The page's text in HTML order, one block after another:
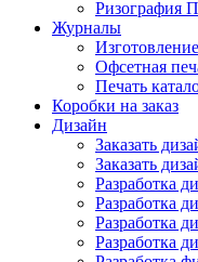
Ризография
Журналы
Офсетная
Печать
Коробки на заказ
Дизайн
Заказать
Заказать
Разработка
Разработка
Разработка
Разработка